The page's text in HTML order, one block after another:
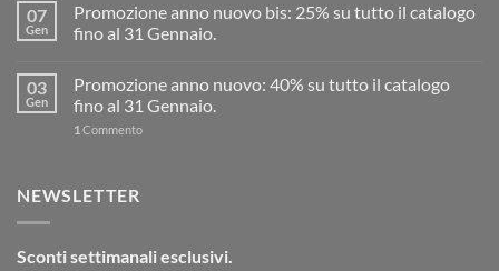
07
Gen
Promozione anno nuovo bis: 25% su tutto il catalogo
fino al 31 Gennaio.
03
Gen
Promozione anno nuovo: 40% su tutto il catalogo
fino al 31 Gennaio.
1 Commento
NEWSLETTER
Sconti settimanali esclusivi.